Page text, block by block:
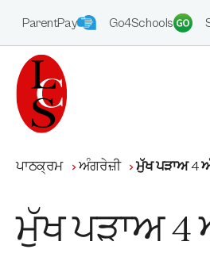
ParentPay Go4Schools
ਪਾਠਕ੍ਰਮ ਅੰਗਰੇਜ਼ੀ ਮੁੱਖ ਪੜਾਅ 4
ਮੁੱਖ ਪੜਾਅ 4